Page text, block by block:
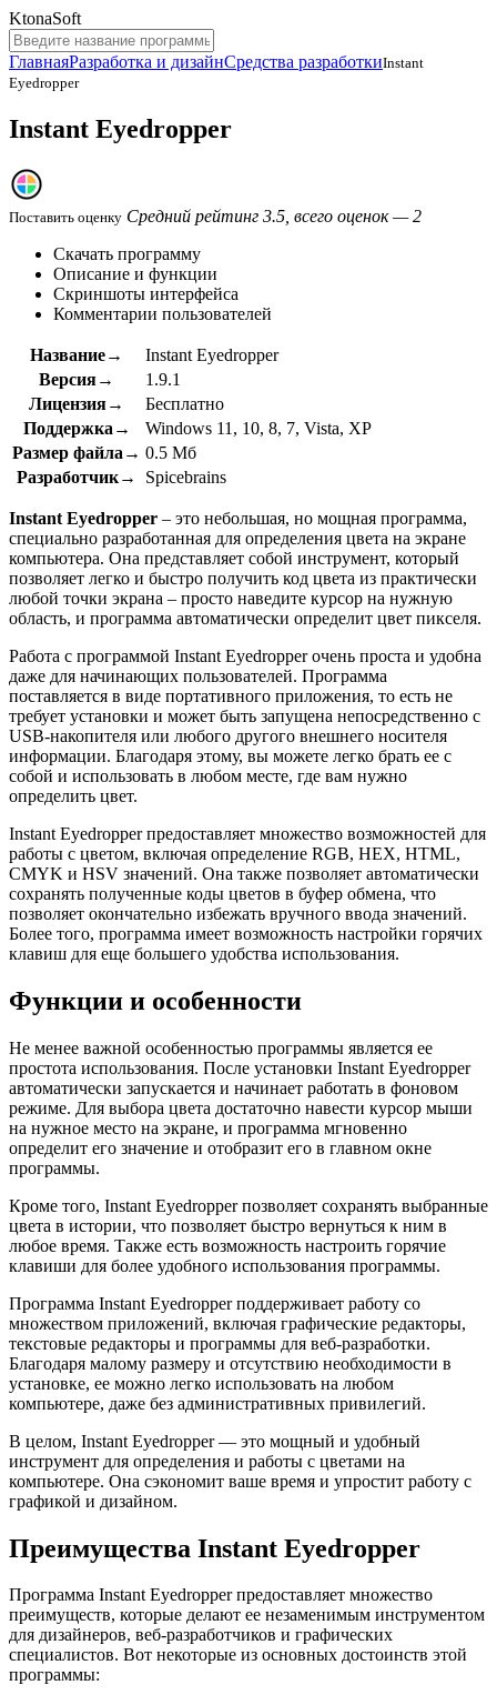
KtonaSoft
ГлавнаяРазработка и дизайнСредства разработкиInstant
Eyedropper
Instant Eyedropper
Поставить оценку Средний рейтинг 3.5, всего оценок — 2
Скачать программу
Описание и функции
Скриншоты интерфейса
Комментарии пользователей
Название→
Instant Eyedropper
Версия→
1.9.1
Лицензия→
Бесплатно
Поддержка→
Windows 11, 10, 8, 7, Vista, XP
Размер файла→ 0.5 Мб
Разработчик→
Spicebrains
Instant Eyedropper – это небольшая, но мощная программа,
специально разработанная для определения цвета на экране
компьютера. Она представляет собой инструмент, который
позволяет легко и быстро получить код цвета из практически
любой точки экрана – просто наведите курсор на нужную
область, и программа автоматически определит цвет пикселя.
Работа с программой Instant Eyedropper очень проста и удобна
даже для начинающих пользователей. Программа
поставляется в виде портативного приложения, то есть не
требует установки и может быть запущена непосредственно с
USB-накопителя или любого другого внешнего носителя
информации. Благодаря этому, вы можете легко брать ее с
собой и использовать в любом месте, где вам нужно
определить цвет.
Instant Eyedropper предоставляет множество возможностей для
работы с цветом, включая определение RGB, HEX, HTML,
CMYK и HSV значений. Она также позволяет автоматически
сохранять полученные коды цветов в буфер обмена, что
позволяет окончательно избежать вручного ввода значений.
Более того, программа имеет возможность настройки горячих
клавиш для еще большего удобства использования.
Функции и особенности
Не менее важной особенностью программы является ее
простота использования. После установки Instant Eyedropper
автоматически запускается и начинает работать в фоновом
режиме. Для выбора цвета достаточно навести курсор мыши
на нужное место на экране, и программа мгновенно
определит его значение и отобразит его в главном окне
программы.
Кроме того, Instant Eyedropper позволяет сохранять выбранные
цвета в истории, что позволяет быстро вернуться к ним в
любое время. Также есть возможность настроить горячие
клавиши для более удобного использования программы.
Программа Instant Eyedropper поддерживает работу со
множеством приложений, включая графические редакторы,
текстовые редакторы и программы для веб-разработки.
Благодаря малому размеру и отсутствию необходимости в
установке, ее можно легко использовать на любом
компьютере, даже без административных привилегий.
В целом, Instant Eyedropper — это мощный и удобный
инструмент для определения и работы с цветами на
компьютере. Она сэкономит ваше время и упростит работу с
графикой и дизайном.
Преимущества Instant Eyedropper
Программа Instant Eyedropper предоставляет множество
преимуществ, которые делают ее незаменимым инструментом
для дизайнеров, веб-разработчиков и графических
специалистов. Вот некоторые из основных достоинств этой
программы: